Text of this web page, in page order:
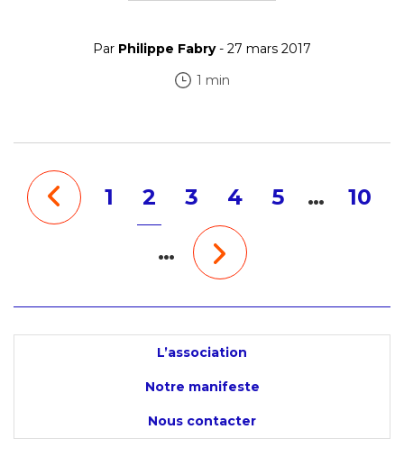
Par Philippe Fabry- 27 mars 2017
1 min
1 2 3 4 5 … 10
…
L’association
Notre manifeste
Nous contacter